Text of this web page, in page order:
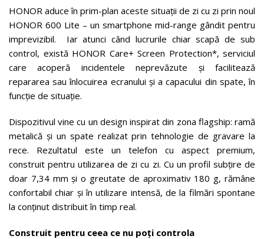
HONOR aduce în prim-plan aceste situații de zi cu zi prin noul
HONOR 600 Lite – un smartphone mid-range gândit pentru
imprevizibil. Iar atunci când lucrurile chiar scapă de sub
control, există HONOR Care+ Screen Protection*, serviciul
care acoperă incidentele neprevăzute și facilitează
repararea sau înlocuirea ecranului și a capacului din spate, în
funcție de situație.
Dispozitivul vine cu un design inspirat din zona flagship: ramă
metalică și un spate realizat prin tehnologie de gravare la
rece. Rezultatul este un telefon cu aspect premium,
construit pentru utilizarea de zi cu zi. Cu un profil subțire de
doar 7,34 mm și o greutate de aproximativ 180 g, rămâne
confortabil chiar și în utilizare intensă, de la filmări spontane
la conținut distribuit în timp real.
Construit pentru ceea ce nu poți controla